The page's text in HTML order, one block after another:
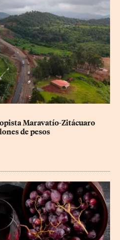
Maravatío-Zitácuaro
de pesos